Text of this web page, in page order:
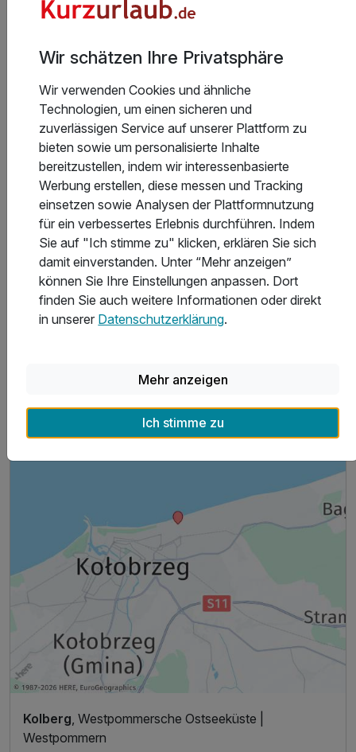
Allgemeine Geschäftsbedingungen
Aktuelle Infos des Hotels
In der Nähe des Ikar Plaza entsteht ein neuer Hotel-
und Apartmentkomplex.
Zimmer zur Westseite können evtl. von Baulärm und
Sichtbeeinträchtigungen betroffen sein. Das Ikar
Plaza hat uns zugesichert, dass alle unsere Gäste in
den von der Baustelle abgewandten Zimmern
untergebracht werden.
Weiterlesen
Hoteladresse
Kolberg , Westpommersche Ostseeküste |
Westpommern
Wir schätzen Ihre Privatsphäre
Wir verwenden Cookies und ähnliche
Technologien, um einen sicheren und
zuverlässigen Service auf unserer Plattform zu
bieten sowie um personalisierte Inhalte
bereitzustellen, indem wir interessenbasierte
Werbung erstellen, diese messen und Tracking
einsetzen sowie Analysen der Plattformnutzung
für ein verbessertes Erlebnis durchführen. Indem
Sie auf "Ich stimme zu" klicken, erklären Sie sich
damit einverstanden. Unter “Mehr anzeigen”
können Sie Ihre Einstellungen anpassen. Dort
finden Sie auch weitere Informationen oder direkt
in unserer Datenschutzerklärung.
Mehr anzeigen
Ich stimme zu